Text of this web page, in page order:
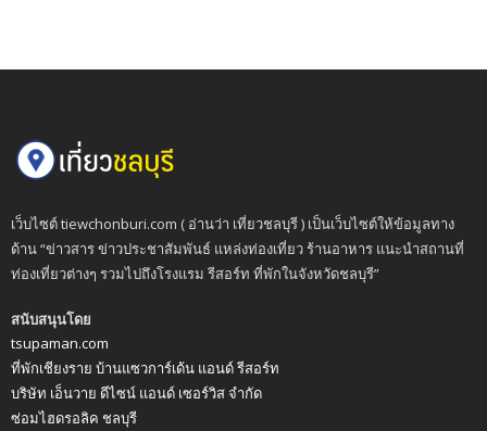
เว็บไซต์ tiewchonburi.com ( อ่านว่า เที่ยวชลบุรี ) เป็นเว็บไซต์ให้ข้อมูลทาง
ด้าน “ข่าวสาร ข่าวประชาสัมพันธ์ แหล่งท่องเที่ยว ร้านอาหาร แนะนำสถานที่
ท่องเที่ยวต่างๆ รวมไปถึงโรงแรม รีสอร์ท ที่พักในจังหวัดชลบุรี”
สนับสนุนโดย
tsupaman.com
ที่พักเชียงราย บ้านแซวการ์เด้น แอนด์ รีสอร์ท
บริษัท เอ็นวาย ดีไซน์ แอนด์ เซอร์วิส จำกัด
ซ่อมไฮดรอลิค ชลบุรี